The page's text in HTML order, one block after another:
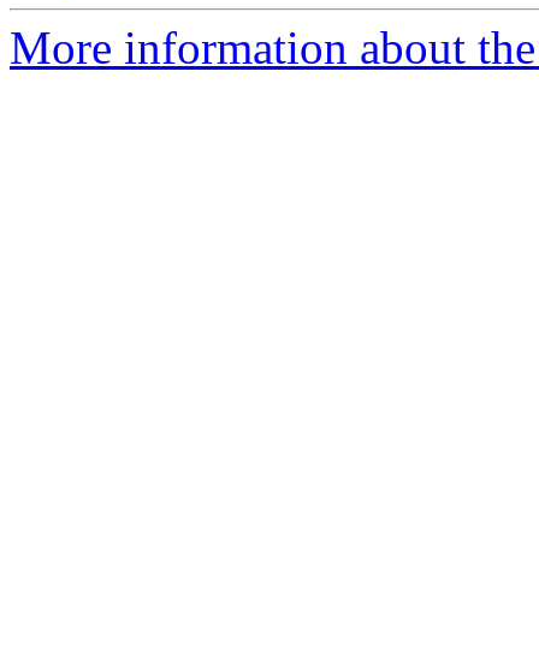
More information about